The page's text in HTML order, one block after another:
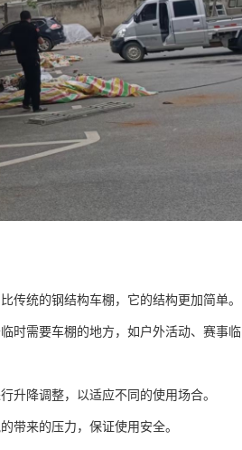
传统的钢结构车棚，它的结构更加简单。
时需要车棚的地方，如户外活动、赛事临
升降调整，以适应不同的使用场合。
带来的压力，保证使用安全。